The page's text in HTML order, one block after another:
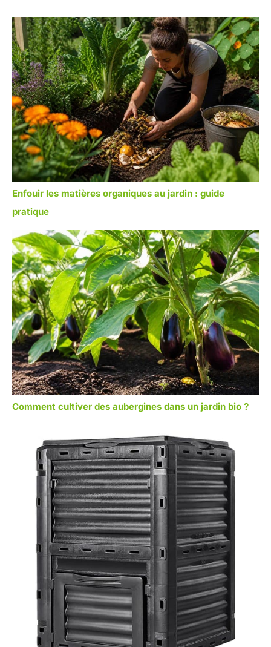
Enfouir les matières organiques au jardin : guide
pratique
Comment cultiver des aubergines dans un jardin bio ?